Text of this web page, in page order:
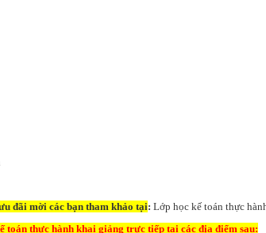
đãi mời các bạn tham khảo tại: Lớp học kế toán thực
toán thực hành khai giảng trực tiếp tai các địa điểm sau: